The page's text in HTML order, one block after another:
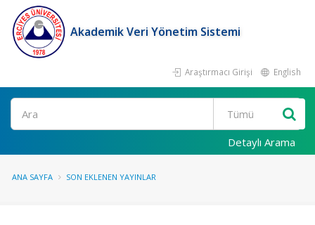
Akademik Veri Yönetim Sistemi
Araştırmacı Girişi English
Ara
Detaylı Arama
ANA SAYFA SON EKLENEN YAYINLAR